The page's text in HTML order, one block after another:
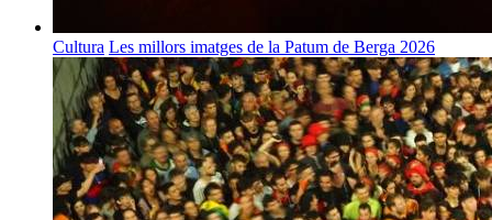
Cultura Les millors imatges de la Patum de Berga 2026